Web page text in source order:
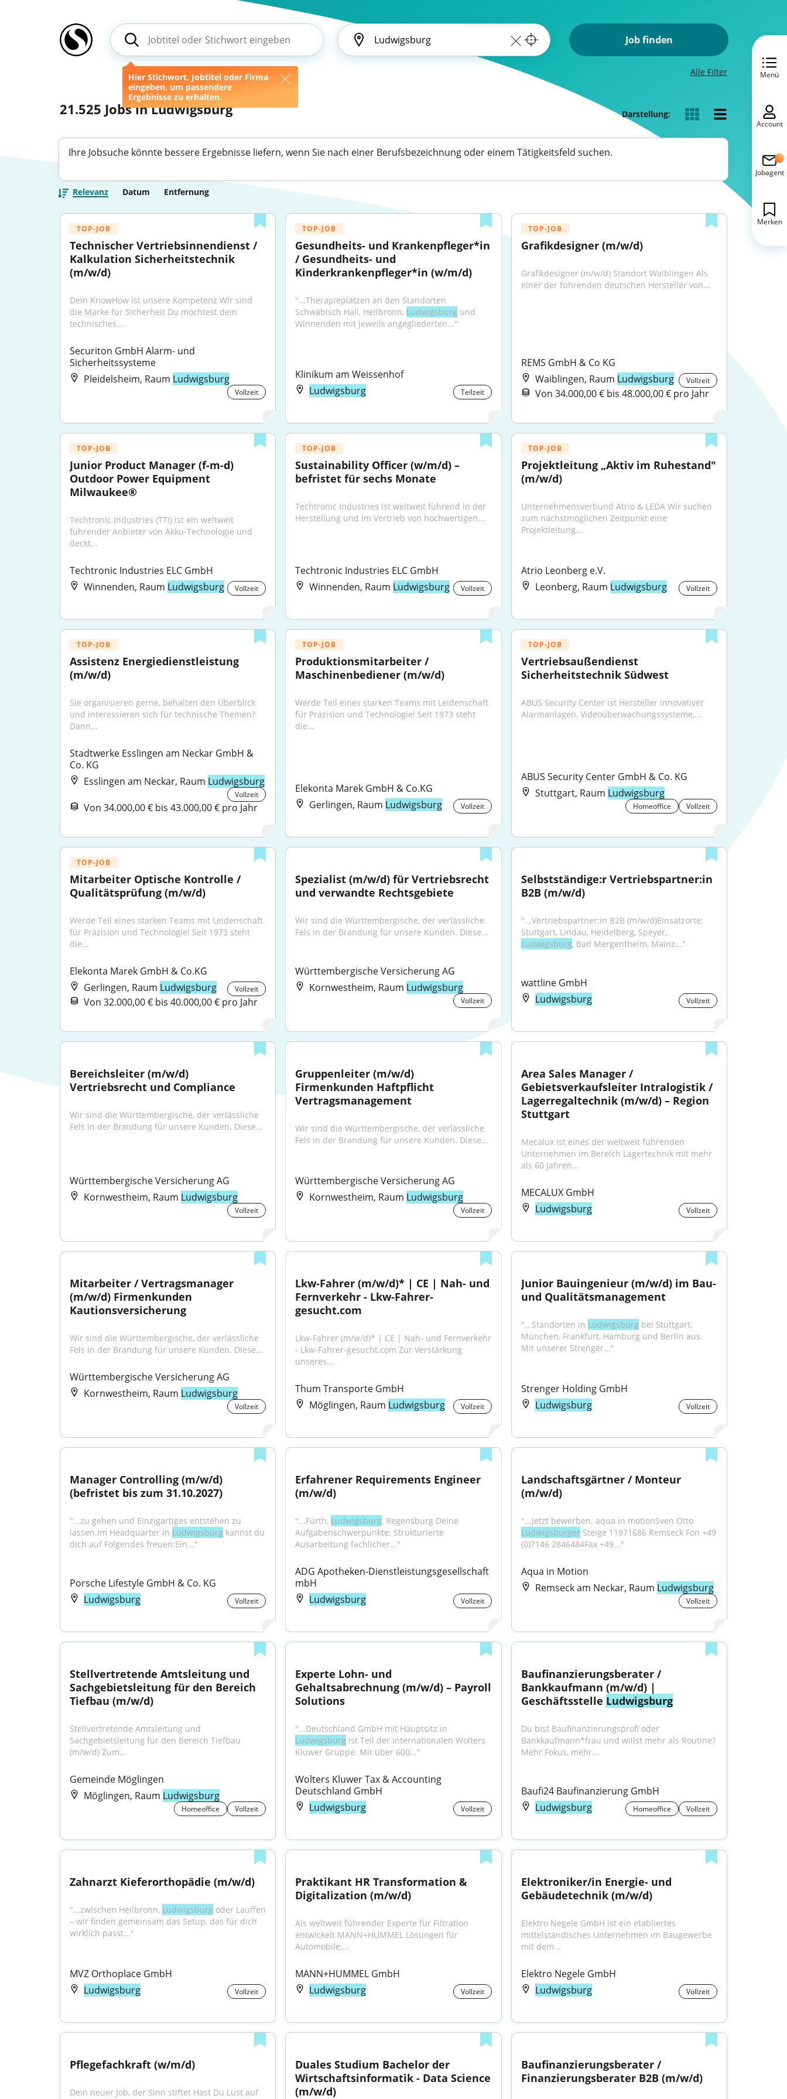
Hier Stichwort, Jobtitel oder Firma
eingeben, um passendere
Ergebnisse zu erhalten.
Job finden
Alle Filter
21.525 Jobs in Ludwigsburg Darstellung:
Ihre Jobsuche könnte bessere Ergebnisse liefern, wenn Sie nach einer Berufsbezeichnung oder einem Tätigkeitsfeld suchen.
Relevanz Datum Entfernung
TOP-JOB
Technischer Vertriebsinnendienst /
Kalkulation Sicherheitstechnik
(m/w/d)
Dein KnowHow ist unsere Kompetenz Wir sind
die Marke für Sicherheit Du möchtest dein
technisches...
Securiton GmbH Alarm- und
Sicherheitssysteme
Pleidelsheim, Raum Ludwigsburg
Vollzeit
TOP-JOB
Gesundheits- und Krankenpfleger*in
/ Gesundheits- und
Kinderkrankenpfleger*in (w/m/d)
"...Therapie­plätzen an den Standorten
Schwäbisch Hall, Heilbronn, Ludwigsburg und
Winnenden mit jeweils angegliederten..."
Klinikum am Weissenhof
Ludwigsburg
Teilzeit
TOP-JOB
Grafikdesigner (m/w/d)
Grafikdesigner (m/w/d) Standort Waiblingen Als
einer der führenden deutschen Hersteller von...
REMS GmbH & Co KG
Waiblingen, Raum Ludwigsburg Vollzeit
Von 34.000,00 € bis 48.000,00 € pro Jahr
TOP-JOB
Junior Product Manager (f-m-d)
Outdoor Power Equipment
Milwaukee®
Techtronic Industries (TTI) ist ein weltweit
führender Anbieter von Akku-Technologie und
deckt...
Techtronic Industries ELC GmbH
Winnenden, Raum Ludwigsburg Vollzeit
TOP-JOB
Sustainability Officer (w/m/d) –
befristet für sechs Monate
Techtronic Industries ist weltweit führend in der
Herstellung und im Vertrieb von hochwertigen...
Techtronic Industries ELC GmbH
Winnenden, Raum Ludwigsburg Vollzeit
TOP-JOB
Projektleitung „Aktiv im Ruhestand"
(m/w/d)
Unternehmensverbund Atrio & LEDA Wir suchen
zum nächstmöglichen Zeitpunkt eine
Projektleitung...
Atrio Leonberg e.V.
Leonberg, Raum Ludwigsburg Vollzeit
TOP-JOB
Assistenz Energiedienstleistung
(m/w/d)
Sie organisieren gerne, behalten den Überblick
und interessieren sich für technische Themen?
Dann...
Stadtwerke Esslingen am Neckar GmbH &
Co. KG
Esslingen am Neckar, Raum Ludwigsburg
Vollzeit
Von 34.000,00 € bis 43.000,00 € pro Jahr
TOP-JOB
Produktionsmitarbeiter /
Maschinenbediener (m/w/d)
Werde Teil eines starken Teams mit Leidenschaft
für Präzision und Technologie! Seit 1973 steht
die...
Elekonta Marek GmbH & Co.KG
Gerlingen, Raum Ludwigsburg Vollzeit
TOP-JOB
Vertriebsaußendienst
Sicherheitstechnik Südwest
ABUS Security Center ist Hersteller innovativer
Alarmanlagen, Videoüberwachungssysteme,...
ABUS Security Center GmbH & Co. KG
Stuttgart, Raum Ludwigsburg
Homeoffice Vollzeit
TOP-JOB
Mitarbeiter Optische Kontrolle /
Qualitätsprüfung (m/w/d)
Werde Teil eines starken Teams mit Leidenschaft
für Präzision und Technologie! Seit 1973 steht
die...
Elekonta Marek GmbH & Co.KG
Gerlingen, Raum Ludwigsburg Vollzeit
Von 32.000,00 € bis 40.000,00 € pro Jahr
Spezialist (m/w/d) für Vertriebsrecht
und verwandte Rechtsgebiete
Wir sind die Württembergische, der verlässliche
Fels in der Brandung für unsere Kunden. Diese...
Württembergische Versicherung AG
Kornwestheim, Raum Ludwigsburg
Vollzeit
Selbstständige:r Vertriebspartner:in
B2B (m/w/d)
"...Vertriebspartner:in B2B (m/w/d)Einsatzorte:
Stuttgart, Lindau, Heidelberg, Speyer,
Ludwigsburg, Bad Mergentheim, Mainz..."
wattline GmbH
Ludwigsburg
Vollzeit
Bereichsleiter (m/w/d)
Vertriebsrecht und Compliance
Wir sind die Württembergische, der verlässliche
Fels in der Brandung für unsere Kunden. Diese...
Württembergische Versicherung AG
Kornwestheim, Raum Ludwigsburg
Vollzeit
Gruppenleiter (m/w/d)
Firmenkunden Haftpflicht
Vertragsmanagement
Wir sind die Württembergische, der verlässliche
Fels in der Brandung für unsere Kunden. Diese...
Württembergische Versicherung AG
Kornwestheim, Raum Ludwigsburg
Vollzeit
Area Sales Manager /
Gebietsverkaufsleiter Intralogistik /
Lagerregaltechnik (m/w/d) – Region
Stuttgart
Mecalux ist eines der weltweit führenden
Unternehmen im Bereich Lagertechnik mit mehr
als 60 Jahren...
MECALUX GmbH
Ludwigsburg
Vollzeit
Mitarbeiter / Vertragsmanager
(m/w/d) Firmenkunden
Kautionsversicherung
Wir sind die Württembergische, der verlässliche
Fels in der Brandung für unsere Kunden. Diese...
Württembergische Versicherung AG
Kornwestheim, Raum Ludwigsburg
Vollzeit
Lkw-Fahrer (m/w/d)* | CE | Nah- und
Fernverkehr - Lkw-Fahrer-
gesucht.com
Lkw-Fahrer (m/w/d)* | CE | Nah- und Fernverkehr
- Lkw-Fahrer-gesucht.com Zur Verstärkung
unseres...
Thum Transporte GmbH
Möglingen, Raum Ludwigsburg Vollzeit
Junior Bauingenieur (m/w/d) im Bau-
und Qualitätsmanagement
"...Standorten in Ludwigsburg bei Stuttgart,
München, Frankfurt, Hamburg und Berlin aus.
Mit unserer Strenger..."
Strenger Holding GmbH
Ludwigsburg
Vollzeit
Manager Controlling (m/w/d)
(befristet bis zum 31.10.2027)
"...zu gehen und Einzigartiges entstehen zu
lassen.Im Headquarter in Ludwigsburg kannst du
dich auf Folgendes freuen:Ein..."
Porsche Lifestyle GmbH & Co. KG
Ludwigsburg
Vollzeit
Erfahrener Requirements Engineer
(m/w/d)
"...Fürth, Ludwigsburg, Regensburg Deine
Aufgabenschwerpunkte: Strukturierte
Ausarbeitung fachlicher..."
ADG Apotheken-Dienstleistungsgesellschaft
mbH
Ludwigsburg
Vollzeit
Landschaftsgärtner / Monteur
(m/w/d)
"...Jetzt bewerben. aqua in motionSven Otto
Ludwigsburger Steige 11971686 Remseck Fon +49
(0)7146 2846484Fax +49..."
Aqua in Motion
Remseck am Neckar, Raum Ludwigsburg
Vollzeit
Stellvertretende Amtsleitung und
Sachgebietsleitung für den Bereich
Tiefbau (m/w/d)
Stellvertretende Amtsleitung und
Sachgebietsleitung für den Bereich Tiefbau
(m/w/d) Zum...
Gemeinde Möglingen
Möglingen, Raum Ludwigsburg
Homeoffice Vollzeit
Experte Lohn- und
Gehaltsabrechnung (m/w/d) – Payroll
Solutions
Ludwigsburg ist Teil der internationalen Wolters
Kluwer Gruppe. Mit über 600..."
Wolters Kluwer Tax & Accounting
Deutschland GmbH
Ludwigsburg
Vollzeit
Baufinanzierungsberater /
Bankkaufmann (m/w/d) |
Geschäftsstelle Ludwigsburg
Du bist Baufinanzierungsprofi oder
Bankkaufmann*frau und willst mehr als Routine?
Mehr Fokus, mehr...
Baufi24 Baufinanzierung GmbH
Ludwigsburg
Homeoffice Vollzeit
Zahnarzt Kieferorthopädie (m/w/d)
"...zwischen Heilbronn, Ludwigsburg oder Lauffen
– wir finden gemeinsam das Setup, das für dich
wirklich passt..."
MVZ Orthoplace GmbH
Ludwigsburg
Vollzeit
Praktikant HR Transformation &
Digitalization (m/w/d)
Als weltweit führender Experte für Filtration
entwickelt MANN+HUMMEL Lösungen für
Automobile,...
MANN+HUMMEL GmbH
Ludwigsburg
Vollzeit
Elektroniker/in Energie- und
Gebäudetechnik (m/w/d)
Elektro Negele GmbH ist ein etabliertes
mittelständisches Unternehmen im Baugewerbe
mit dem...
Elektro Negele GmbH
Ludwigsburg
Vollzeit
Pflegefachkraft (w/m/d)
Dein neuer Job, der Sinn stiftet Hast Du Lust auf
Duales Studium Bachelor der
Wirtschaftsinformatik - Data Science
(m/w/d)
Baufinanzierungsberater /
Finanzierungsberater B2B (m/w/d)
Menü
Account
Jobagent
Merken